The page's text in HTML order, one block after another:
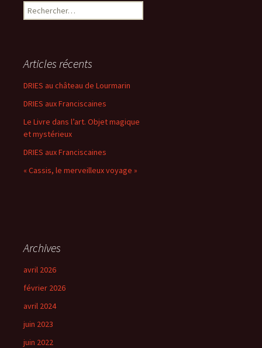
Rechercher :
Articles récents
DRIES au château de Lourmarin
DRIES aux Franciscaines
Le Livre dans l’art. Objet magique
et mystérieux
DRIES aux Franciscaines
« Cassis, le merveilleux voyage »
Archives
avril 2026
février 2026
avril 2024
juin 2023
juin 2022